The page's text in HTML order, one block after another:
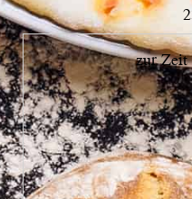
zur Zeit